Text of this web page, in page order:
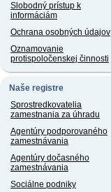
Slobodný prístup k
informáciám
Ochrana osobných údajov
Oznamovanie
protispoločenskej činnosti
Naše registre
Sprostredkovatelia
zamestnania za úhradu
Agentúry podporovaného
zamestnávania
Agentúry dočasného
zamestnávania
Sociálne podniky